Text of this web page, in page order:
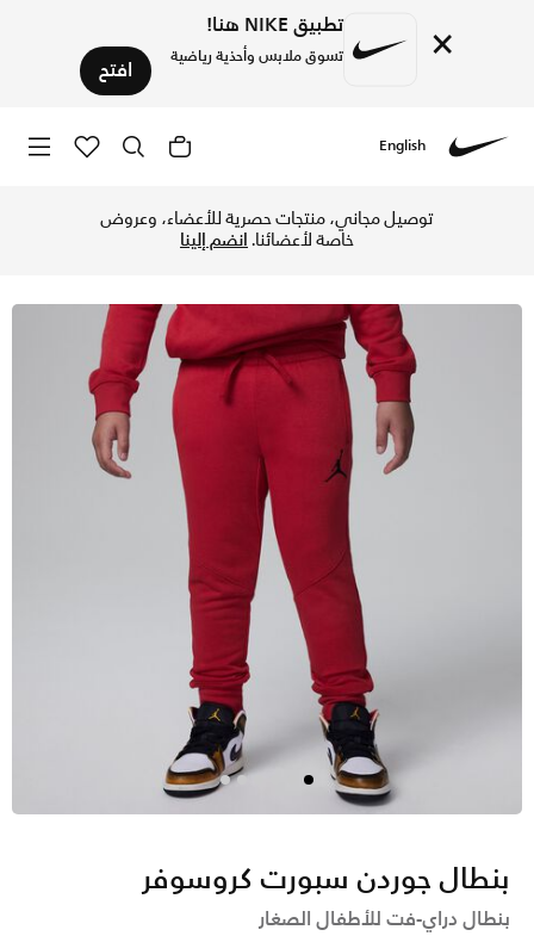
× تطبيق NIKE هنا!
تسوق ملابس وأحذية رياضية افتح
English
توصيل مجاني، منتجات حصرية للأعضاء، وعروض
خاصة لأعضائنا.انضم إلينا
بنطال جوردن سبورت كروسوفر
بنطال دراي-فت للأطفال الصغار